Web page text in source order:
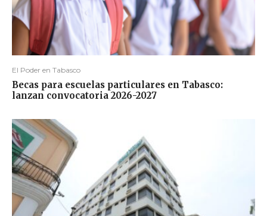
El Poder en Tabasco
Becas para escuelas particulares en Tabasco:
lanzan convocatoria 2026-2027